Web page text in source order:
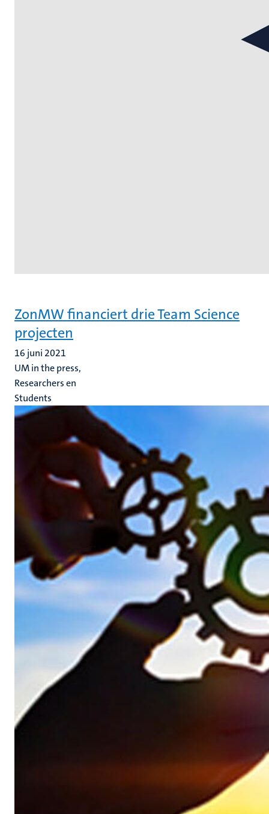
ZonMW financiert drie Team Science
projecten
16 juni 2021
UM in the press,
Researchers en
Students